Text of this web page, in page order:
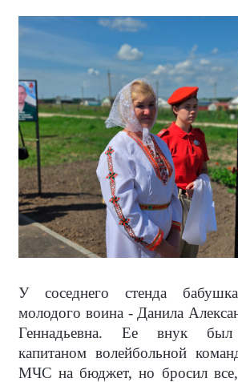
У соседнего стенда
молодого воина - Данила
Геннадьевна. Ее внук был
капитаном волейбольной
МЧС на бюджет, но бросил все,